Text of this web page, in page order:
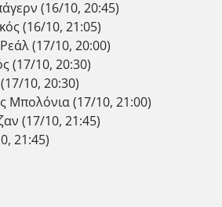
(16/10, 20:45)
(16/10, 21:05)
(17/10, 20:00)
(17/10, 20:30)
10, 20:30)
Μπολόνια (17/10, 21:00)
(17/10, 21:45)
21:45)